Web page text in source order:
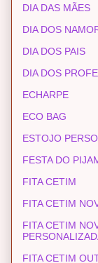
DIA DAS MÃES
DIA DOS
DIA DOS PAIS
DIA DOS
ECHARPE
ECO BAG
ESTOJO
FESTA DO
FITA CETIM
FITA CETIM
FITA CETIM
FITA CETIM